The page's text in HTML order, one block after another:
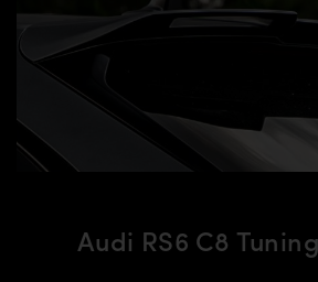
Audi RS6 C8